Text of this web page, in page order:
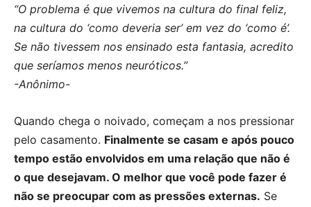
“O problema é que vivemos na cultura do final feliz,
na cultura do ‘como deveria ser’ em vez do ‘como é’.
Se não tivessem nos ensinado esta fantasia, acredito
que seríamos menos neuróticos.”
-Anônimo-
Quando chega o noivado, começam a nos pressionar
pelo casamento. Finalmente se casam e após pouco
tempo estão envolvidos em uma relação que não é
o que desejavam. O melhor que você pode fazer é
não se preocupar com as pressões externas. Se